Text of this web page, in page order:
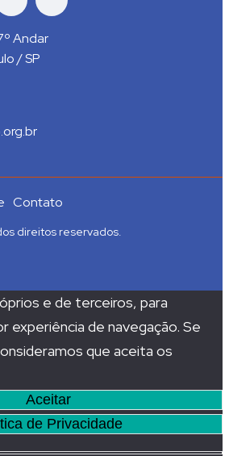
Andar
/ SP
Contato
direitos reservados.
e de terceiros, para
experiência de navegação. Se
que aceita os
Aceitar
de Privacidade